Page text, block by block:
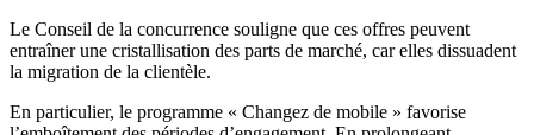
Le Conseil de la concurrence souligne que ces offres peuvent
entraîner une cristallisation des parts de marché, car elles dissuadent
la migration de la clientèle.
En particulier, le programme « Changez de mobile » favorise